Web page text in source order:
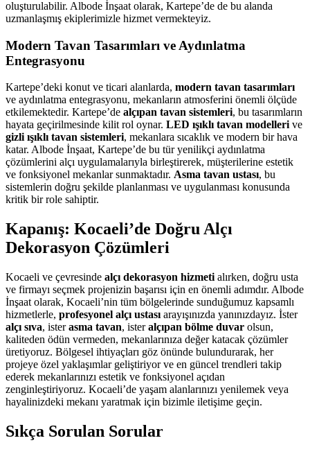
oluşturulabilir. Albode İnşaat olarak, Kartepe’de de bu alanda
uzmanlaşmış ekiplerimizle hizmet vermekteyiz.
Modern Tavan Tasarımları ve Aydınlatma
Entegrasyonu
Kartepe’deki konut ve ticari alanlarda, modern tavan tasarımları
ve aydınlatma entegrasyonu, mekanların atmosferini önemli ölçüde
etkilemektedir. Kartepe’de alçıpan tavan sistemleri, bu tasarımların
hayata geçirilmesinde kilit rol oynar. LED ışıklı tavan modellerive
gizli ışıklı tavan sistemleri, mekanlara sıcaklık ve modern bir hava
katar. Albode İnşaat, Kartepe’de bu tür yenilikçi aydınlatma
çözümlerini alçı uygulamalarıyla birleştirerek, müşterilerine estetik
ve fonksiyonel mekanlar sunmaktadır. Asma tavan ustası, bu
sistemlerin doğru şekilde planlanması ve uygulanması konusunda
kritik bir role sahiptir.
Kapanış: Kocaeli’de Doğru Alçı
Dekorasyon Çözümleri
Kocaeli ve çevresinde alçı dekorasyon hizmeti alırken, doğru usta
ve firmayı seçmek projenizin başarısı için en önemli adımdır. Albode
İnşaat olarak, Kocaeli’nin tüm bölgelerinde sunduğumuz kapsamlı
hizmetlerle, profesyonel alçı ustası arayışınızda yanınızdayız. İster
alçı sıva, isterasma tavan, isteralçıpan bölme duvar olsun,
kaliteden ödün vermeden, mekanlarınıza değer katacak çözümler
üretiyoruz. Bölgesel ihtiyaçları göz önünde bulundurarak, her
projeye özel yaklaşımlar geliştiriyor ve en güncel trendleri takip
ederek mekanlarınızı estetik ve fonksiyonel açıdan
zenginleştiriyoruz. Kocaeli’de yaşam alanlarınızı yenilemek veya
hayalinizdeki mekanı yaratmak için bizimle iletişime geçin.
Sıkça Sorulan Sorular